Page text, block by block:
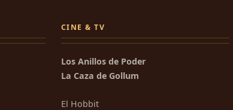
CINE & TV
Los Anillos de Poder
La Caza de Gollum
El Hobbit